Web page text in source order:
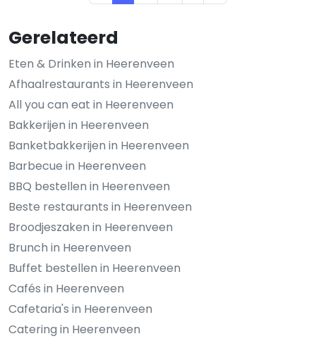
Gerelateerd
Eten & Drinken in Heerenveen
Afhaalrestaurants in Heerenveen
All you can eat in Heerenveen
Bakkerijen in Heerenveen
Banketbakkerijen in Heerenveen
Barbecue in Heerenveen
BBQ bestellen in Heerenveen
Beste restaurants in Heerenveen
Broodjeszaken in Heerenveen
Brunch in Heerenveen
Buffet bestellen in Heerenveen
Cafés in Heerenveen
Cafetaria's in Heerenveen
Catering in Heerenveen